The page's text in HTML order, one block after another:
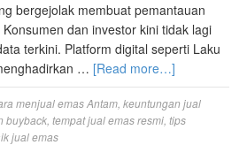
bergejolak membuat pemantauan
dan investor kini tidak lagi
terkini. Platform digital seperti Laku
… [Read more…]
menjual emas Antam keuntungan jual
buyback tempat jual emas resmi tips
jual emas